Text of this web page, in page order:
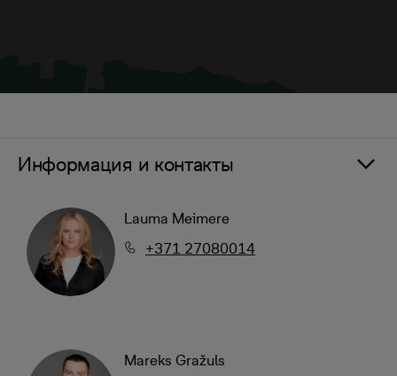
Информация и контакты
Lauma Meimere
+371 27080014
Mareks Gražuls